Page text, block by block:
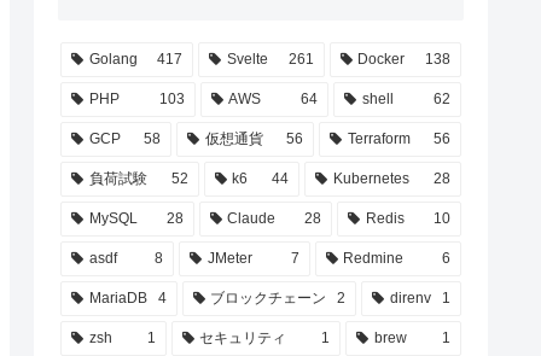
Golang 417 Svelte 261 Docker 138
PHP 103 AWS 64 shell 62
GCP 58 仮想通貨 56 Terraform 56
負荷試験 52 k6 44 Kubernetes 28
MySQL 28 Claude 28 Redis 10
asdf 8 JMeter 7 Redmine 6
MariaDB 4 ブロックチェーン 2 direnv 1
zsh 1 セキュリティ 1 brew 1